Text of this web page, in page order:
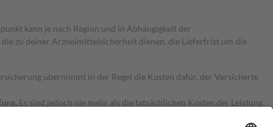
kann je nach Region und in Abhängigkeit der
zu deiner Arzneimittelsicherheit dienen, die Lieferfrist um die
übernimmt in der Regel die Kosten dafür, der Versicherte
Es sind jedoch nie mehr als die tatsächlichen Kosten der Leistung